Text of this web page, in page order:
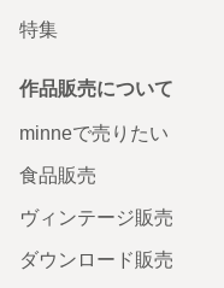
特集
作品販売について
minneで売りたい
食品販売
ヴィンテージ販売
ダウンロード販売